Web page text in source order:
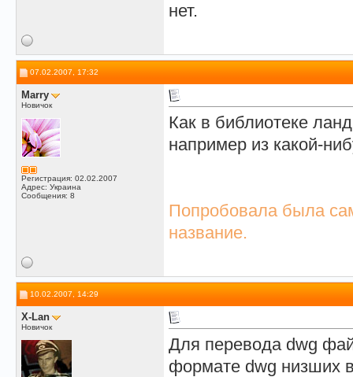
нет.
07.02.2007, 17:32
Marry
Новичок
Регистрация: 02.02.2007
Адрес: Украина
Сообщения: 8
Как в библиотеке
например из какой-
Попробовала была
название.
10.02.2007, 14:29
X-Lan
Новичок
Для перевода dwg
формате dwg низших